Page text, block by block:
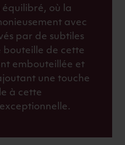
équilibré, où la
avec
par de subtiles
bouteille de cette
embouteillée et
une touche
à cette